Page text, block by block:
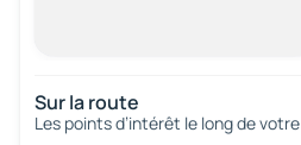
Sur la route
Les points d’intérêt le long de